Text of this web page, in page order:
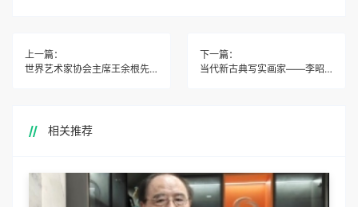
上一篇：
世界艺术家协会主席王余根先生领航国际文化交流
下一篇：
当代新古典写实画家——李昭印象
相关推荐